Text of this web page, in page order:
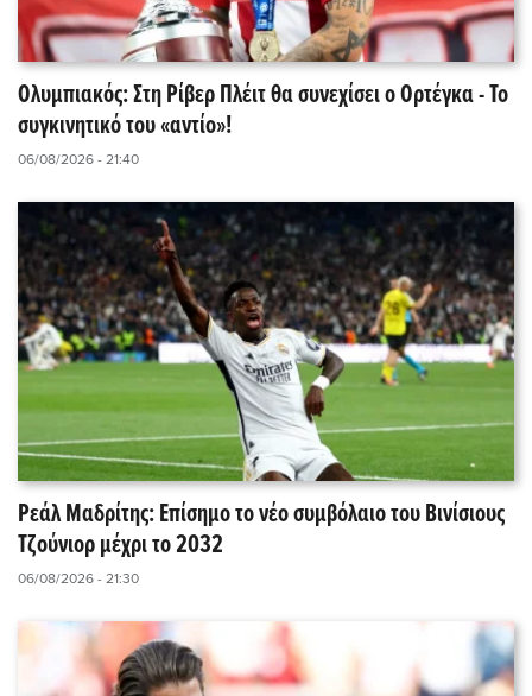
Ολυμπιακός: Στη Ρίβερ Πλέιτ θα συνεχίσει ο Ορτέγκα - Το
συγκινητικό του «αντίο»!
06/08/2026 - 21:40
Ρεάλ Μαδρίτης: Επίσημο το νέο συμβόλαιο του Βινίσιους
Τζούνιορ μέχρι το 2032
06/08/2026 - 21:30